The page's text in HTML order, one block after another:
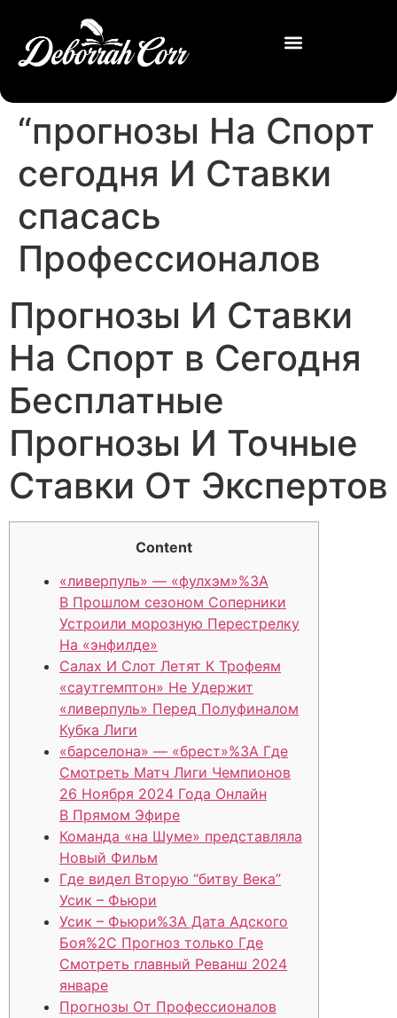
“прогнозы На Спорт
сегодня И Ставки
спасась
Профессионалов
Прогнозы И Ставки
На Спорт в Сегодня
Бесплатные
Прогнозы И Точные
Ставки От Экспертов
Content
«ливерпуль» — «фулхэм»%3A
В Прошлом сезоном Соперники
Устроили морозную Перестрелку
На «энфилде»
Салах И Слот Летят К Трофеям
«саутгемптон» Не Удержит
«ливерпуль» Перед Полуфиналом
Кубка Лиги
«барселона» — «брест»%3A Где
Смотреть Матч Лиги Чемпионов
26 Ноября 2024 Года Онлайн
В Прямом Эфире
Команда «на Шуме» представляла
Новый Фильм
Где видел Вторую “битву Века”
Усик – Фьюри
Усик – Фьюри%3A Дата Адского
Боя%2C Прогноз только Где
Смотреть главный Реванш 2024
январе
Прогнозы От Профессионалов